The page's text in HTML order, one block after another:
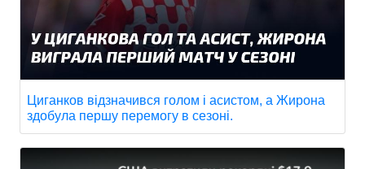
Циганков відзначився голом і асистом, а Жирона
здобула першу перемогу в сезоні.